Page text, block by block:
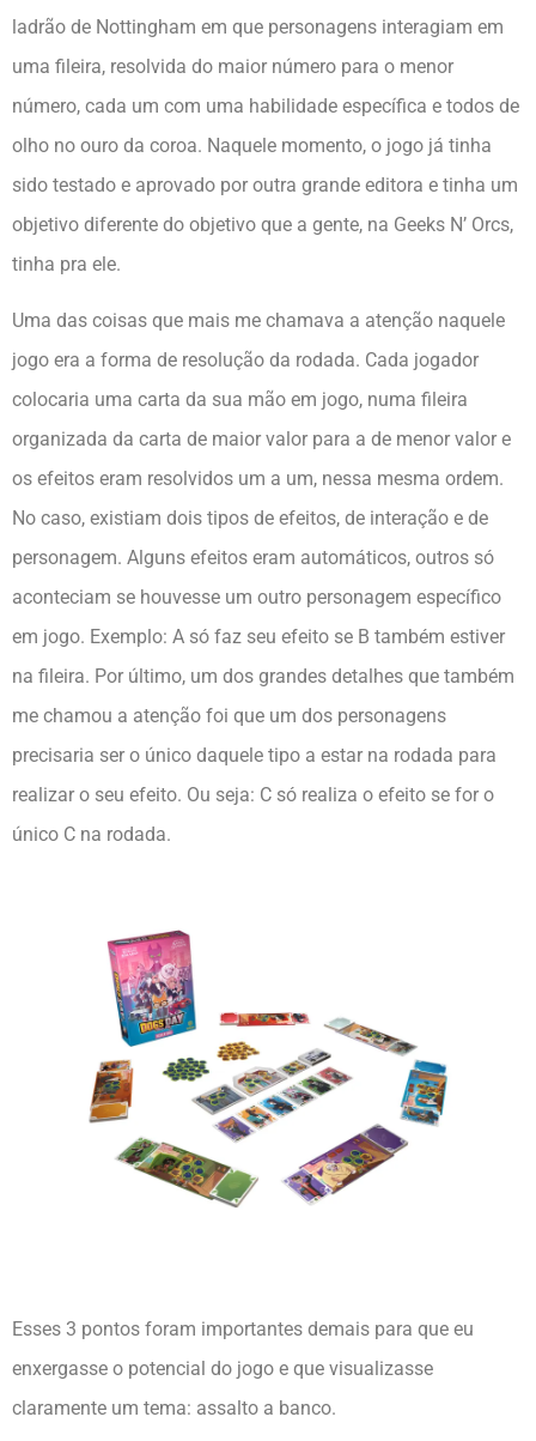
ladrão de Nottingham em que personagens interagiam em
uma fileira, resolvida do maior número para o menor
número, cada um com uma habilidade específica e todos de
olho no ouro da coroa. Naquele momento, o jogo já tinha
sido testado e aprovado por outra grande editora e tinha um
objetivo diferente do objetivo que a gente, na Geeks N’ Orcs,
tinha pra ele.
Uma das coisas que mais me chamava a atenção naquele
jogo era a forma de resolução da rodada. Cada jogador
colocaria uma carta da sua mão em jogo, numa fileira
organizada da carta de maior valor para a de menor valor e
os efeitos eram resolvidos um a um, nessa mesma ordem.
No caso, existiam dois tipos de efeitos, de interação e de
personagem. Alguns efeitos eram automáticos, outros só
aconteciam se houvesse um outro personagem específico
em jogo. Exemplo: A só faz seu efeito se B também estiver
na fileira. Por último, um dos grandes detalhes que também
me chamou a atenção foi que um dos personagens
precisaria ser o único daquele tipo a estar na rodada para
realizar o seu efeito. Ou seja: C só realiza o efeito se for o
único C na rodada.
Esses 3 pontos foram importantes demais para que eu
enxergasse o potencial do jogo e que visualizasse
claramente um tema: assalto a banco.